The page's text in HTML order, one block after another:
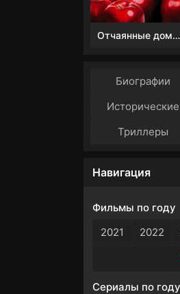
Отчаянные домохозяйки (1 сезон)
Биографии
Исторические
Триллеры
Навигация
Фильмы по году
2021
2022
Сериалы по году